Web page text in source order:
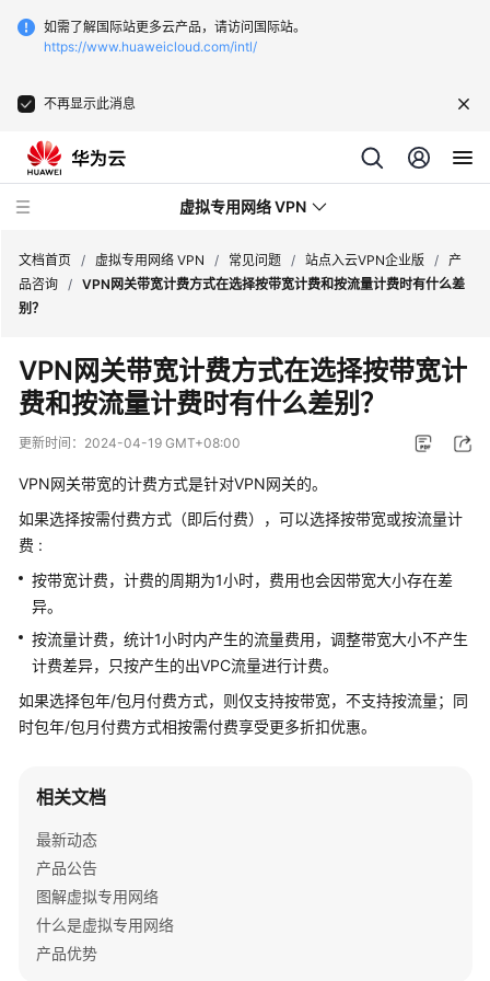
如需了解国际站更多云产品，请访问国际站。
https://www.huaweicloud.com/intl/
不再显示此消息
虚拟专用网络 VPN
动
态
服
务
告
产
品
绍
计
费
速
入
门
用
户
文档首页 / 虚拟专用网络 VPN / 常见问题 / 站点入云VPN企业版 / 产
品咨询 / VPN网关带宽计费方式在选择按带宽计费和按流量计费时有什么差
别？
VPN网关带宽计费方式在选择按带宽计
费和按流量计费时有什么差别？
更新时间： 2024-04-19 GMT+08:00
VPN网关带宽的计费方式是针对VPN网关的。
如果选择按需付费方式（即后付费），可以选择按带宽或按流量计
费 :
按带宽计费，计费的周期为1小时，费用也会因带宽大小存在差
异。
按流量计费，统计1小时内产生的流量费用，调整带宽大小不产生
计费差异，只按产生的出VPC流量进行计费。
如果选择包年/包月付费方式，则仅支持按带宽，不支持按流量；同
时包年/包月付费方式相按需付费享受更多折扣优惠。
相关文档
最新动态
产品公告
图解虚拟专用网络
什么是虚拟专用网络
产品优势